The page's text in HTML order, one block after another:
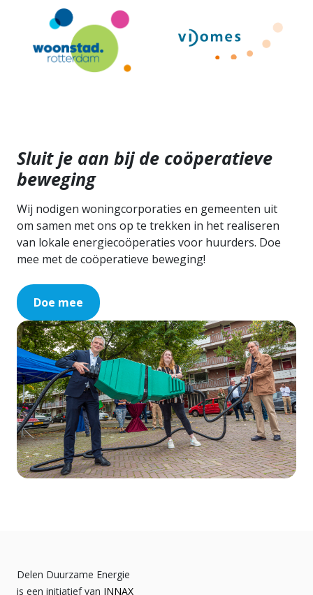
Sluit je aan bij de coöperatieve
beweging
Wij nodigen woningcorporaties en gemeenten uit
om samen met ons op te trekken in het realiseren
van lokale energiecoöperaties voor huurders. Doe
mee met de coöperatieve beweging!
Doe mee
Delen Duurzame Energie
is een initiatief van INNAX